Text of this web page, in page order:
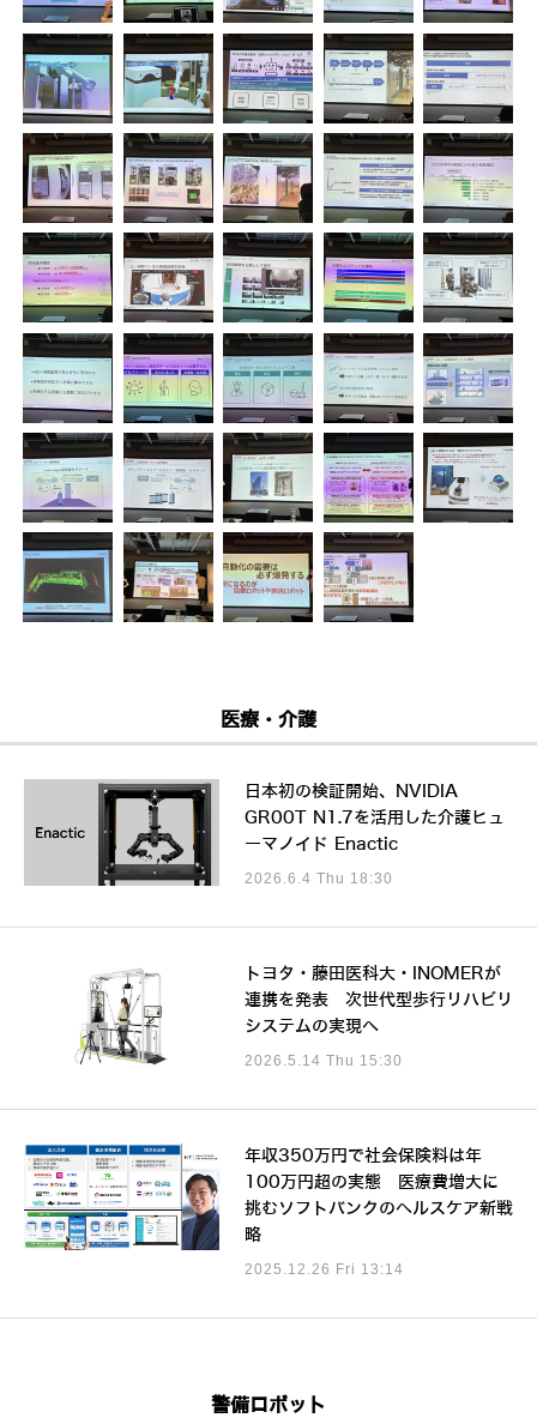
医療・介護
日本初の検証開始、NVIDIA
GR00T N1.7を活用した介護ヒュ
ーマノイド Enactic
2026.6.4 Thu 18:30
トヨタ・藤田医科大・INOMERが
連携を発表 次世代型歩行リハビリ
システムの実現へ
2026.5.14 Thu 15:30
年収350万円で社会保険料は年
100万円超の実態 医療費増大に
挑むソフトバンクのヘルスケア新戦
略
2025.12.26 Fri 13:14
警備ロボット